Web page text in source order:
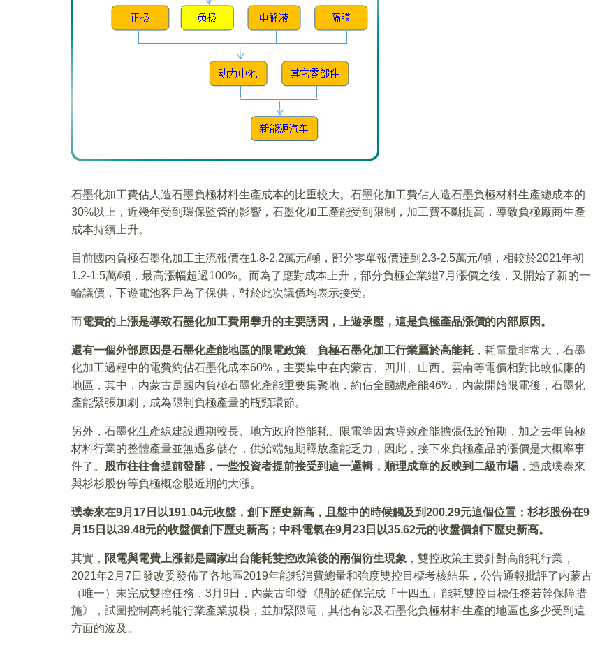
石墨化加工費佔人造石墨負極材料生產成本的比重較大。石墨化加工費佔人造石墨負極材料生產總成本的
30%以上，近幾年受到環保監管的影響，石墨化加工產能受到限制，加工費不斷提高，導致負極廠商生產
成本持續上升。
目前國内負極石墨化加工主流報價在1.8-2.2萬元/噸，部分零單報價達到2.3-2.5萬元/噸，相較於2021年初
1.2-1.5萬/噸，最高漲幅超過100%。而為了應對成本上升，部分負極企業繼7月漲價之後，又開始了新的一
輪議價，下遊電池客戶為了保供，對於此次議價均表示接受。
而電費的上漲是導致石墨化加工費用攀升的主要誘因，上遊承壓，這是負極產品漲價的内部原因。
還有一個外部原因是石墨化產能地區的限電政策。 負極石墨化加工行業屬於高能耗 ，耗電量非常大，石墨
化加工過程中的電費約佔石墨化成本60%，主要集中在内蒙古、四川、山西、雲南等電價相對比較低廉的
地區，其中，内蒙古是國内負極石墨化產能重要集聚地，約佔全國總產能46%，内蒙開始限電後，石墨化
產能緊張加劇，成為限制負極產量的瓶頸環節。
另外，石墨化生產線建設週期較長、地方政府控能耗、限電等因素導致產能擴張低於預期，加之去年負極
材料行業的整體產量並無過多儲存，供給端短期釋放產能乏力，因此，接下來負極產品的漲價是大概率事
件了。 股市往往會提前發酵，一些投資者提前接受到這一邏輯，順理成章的反映到二級市場，造成璞泰來
與杉杉股份等負極概念股近期的大漲。
璞泰來在9月17 日以191.04元收盤，創下歷史新高，且盤中的時候觸及到200.29元這個位置；杉杉股份在9
月15 日以39.48元的收盤價創下歷史新高；中科電氣在9月23 日以35.62元的收盤價創下歷史新高。
其實， 限電與電費上漲都是國家出台能耗雙控政策後的兩個衍生現象 ，雙控政策主要針對高能耗行業，
2021年2月7日發改委發佈了各地區2019年能耗消費總量和強度雙控目標考核結果，公告通報批評了内蒙古
（唯一）未完成雙控任務，3月9日，内蒙古印發《關於確保完成「十四五」能耗雙控目標任務若幹保障措
施》，試圖控制高耗能行業產業規模，並加緊限電，其他有涉及石墨化負極材料生產的地區也多少受到這
方面的波及。